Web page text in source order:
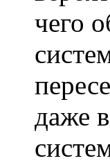
чего
даже